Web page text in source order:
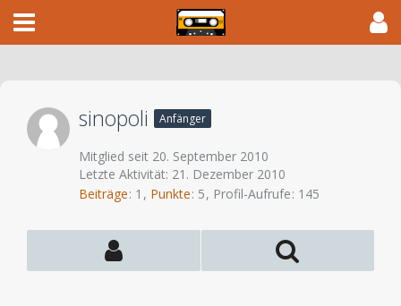
sinopoli Anfänger
Mitglied seit 20. September 2010
Letzte Aktivität: 21. Dezember 2010
Beiträge 1 Punkte 5 Profil-Aufrufe 145